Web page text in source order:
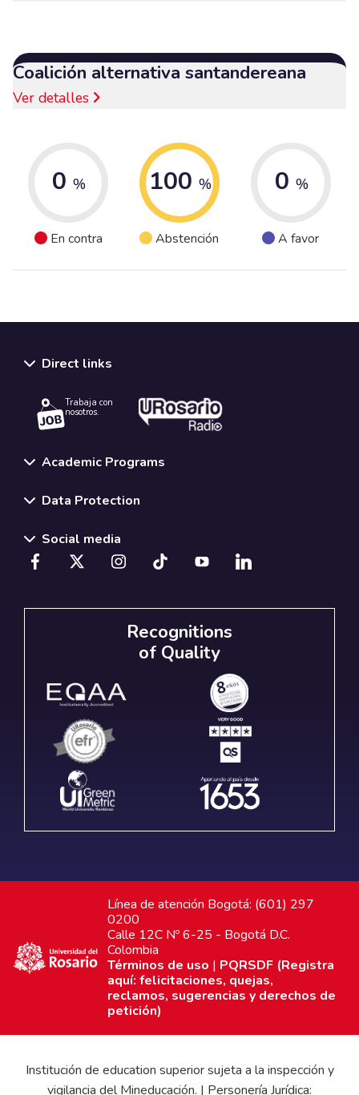
Coalición alternativa santandereana
Ver detalles
0 %
En contra
100 %
Abstención
0 %
A favor
Direct links
Trabaja con
nosotros.
Academic Programs
Data Protection
Social media
Recognitions
of Quality
Línea de atención Bogotá: (601) 297
0200
Calle 12C Nº 6-25 - Bogotá D.C.
Colombia
Términos de uso | PQRSDF (Registra
aquí: felicitaciones, quejas,
reclamos, sugerencias y derechos de
petición)
Institución de education superior sujeta a la inspección y
vigilancia del Mineducación. | Personería Jurídica: